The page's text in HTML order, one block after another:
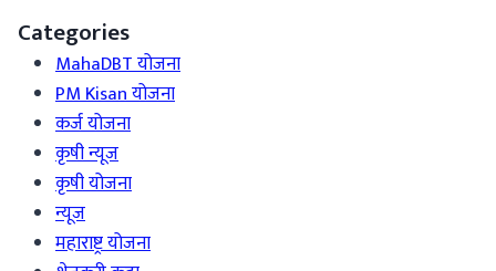
Categories
MahaDBT योजना
PM Kisan योजना
कर्ज योजना
कृषी न्यूज
कृषी योजना
न्यूज
महाराष्ट्र योजना